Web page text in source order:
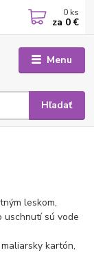
Menu
Hľadať
0 ks
za 0 €
leskom,
uschnutí sú vode
kartón,